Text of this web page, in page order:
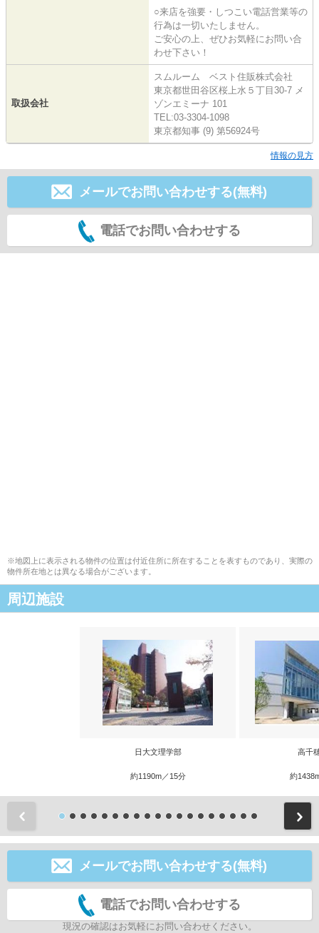
○来店を強要・しつこい電話営業等の
行為は一切いたしません。
ご安心の上、ぜひお気軽にお問い合
わせ下さい！
取扱会社
スムルーム ベスト住販株式会社
東京都世田谷区桜上水５丁目30-7 メ
ゾンエミーナ 101
TEL:03-3304-1098
東京都知事 (9) 第56924号
情報の見方
メールでお問い合わせする(無料)
電話でお問い合わせする
※地図上に表示される物件の位置は付近住所に所在することを表すものであり、実際の
物件所在地とは異なる場合がございます。
周辺施設
日大文理学部
約1190m／15分
高千
約
メールでお問い合わせする(無料)
電話でお問い合わせする
現況の確認はお気軽にお問い合わせください。